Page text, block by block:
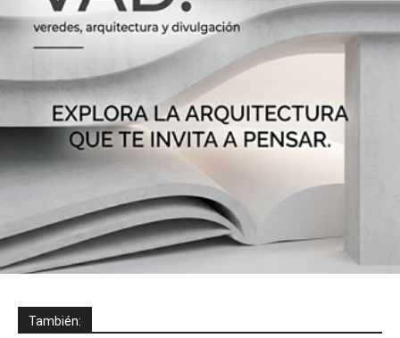
También: